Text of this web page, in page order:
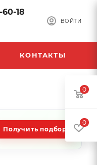
ВОЙТИ
18
КОНТАКТЫ
Получить подбор
0
0